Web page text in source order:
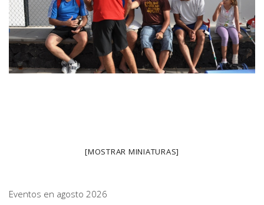
[MOSTRAR MINIATURAS]
Eventos en agosto 2026